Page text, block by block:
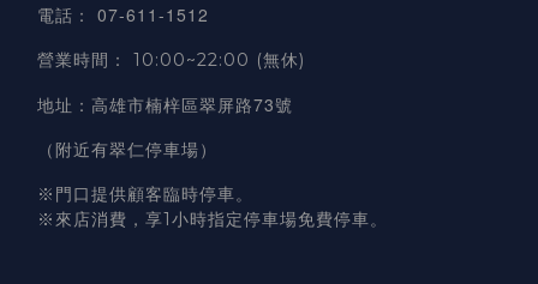
電話 ： 07-611-1512
營業時間 ： 10:00~22:00 (無休)
地址 ： 高雄市楠梓區翠屏路73號
（附近有翠仁停車場）
※門口提供顧客臨時停車。
※來店消費，享1小時指定停車場免費停車。